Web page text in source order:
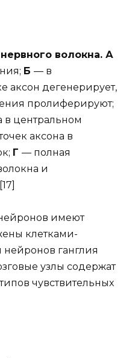
волокна. А
Б — в
аксон дегенерирует,
пролиферируют;
в центральном
аксона в
Г — полная
и
имеют
клетками-
ганглия
узлы содержат
чувствительных